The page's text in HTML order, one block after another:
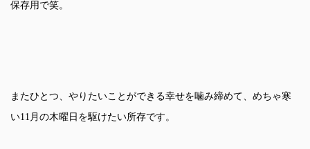
保存用で笑。
またひとつ、やりたいことができる幸せを噛み締めて、めちゃ寒
い11月の木曜日を駆けたい所存です。